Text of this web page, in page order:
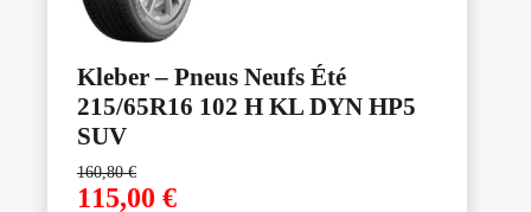
Kleber – Pneus Neufs Été
215/65R16 102 H KL DYN HP5
SUV
160,80€
115,00 €